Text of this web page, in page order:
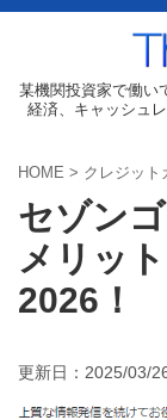
某機関投資家で働い
経済、キャッシュ
HOME > クレジット
セゾン
メリッ
2026！
更新日： 2025/03/